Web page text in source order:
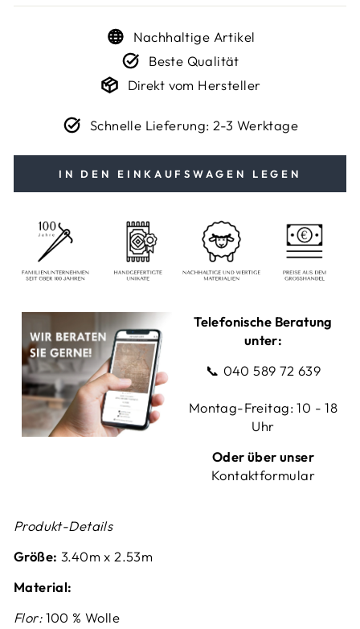
Nachhaltige Artikel
Beste Qualität
Direkt vom Hersteller
Schnelle Lieferung: 2-3 Werktage
IN DEN EINKAUFSWAGEN LEGEN
Telefonische Beratung
unter:
📞 040 589 72 639
Montag-Freitag: 10 - 18
Uhr
Oder über unser
Kontaktformular
Produkt-Details
Größe: 3.40m x 2.53m
Material:
Flor: 100 % Wolle